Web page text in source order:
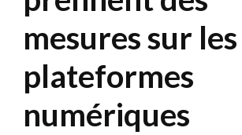
mesures sur les
plateformes
numériques